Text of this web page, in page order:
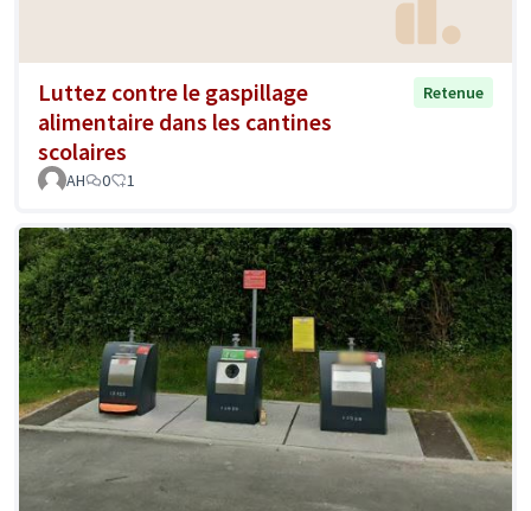
Luttez contre le gaspillage
alimentaire dans les cantines
scolaires
Retenue
AH 0 1